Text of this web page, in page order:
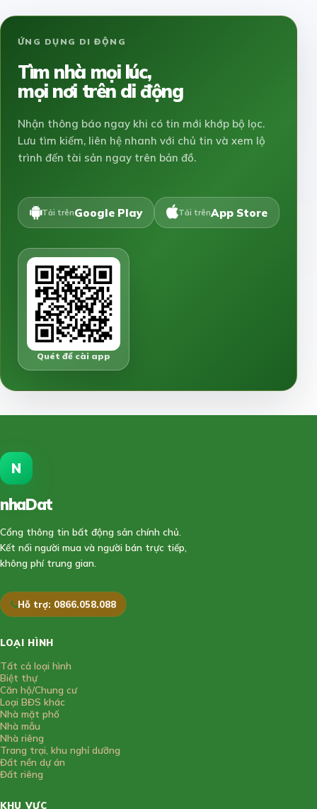
ỨNG DỤNG DI ĐỘNG
Tìm nhà mọi lúc,
mọi nơi trên di động
Nhận thông báo ngay khi có tin mới khớp bộ lọc.
Lưu tìm kiếm, liên hệ nhanh với chủ tin và xem lộ
trình đến tài sản ngay trên bản đồ.
Tải trênGoogle Play Tải trênApp Store
Quét để cài app
N
nhaDat
Cổng thông tin bất động sản chính chủ.
Kết nối người mua và người bán trực tiếp,
không phí trung gian.
Hỗ trợ: 0866.058.088
LOẠI HÌNH
Tất cả loại hình
Biệt thự
Căn hộ/Chung cư
Loại BĐS khác
Nhà mặt phố
Nhà mẫu
Nhà riêng
Trang trại, khu nghỉ dưỡng
Đất nền dự án
Đất riêng
KHU VỰC